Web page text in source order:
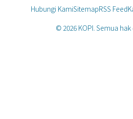
Hubungi KamiSitemapRSS Feed
© 2026 KOPI. Semua